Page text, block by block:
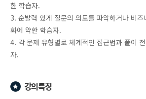
한 학습자.
3. 순발력 있게 질문의 의도를 파악하거나 비
화에 약한 학습자.
4. 각 문제 유형별로 체계적인 접근법과 풀이
자.
강의특징